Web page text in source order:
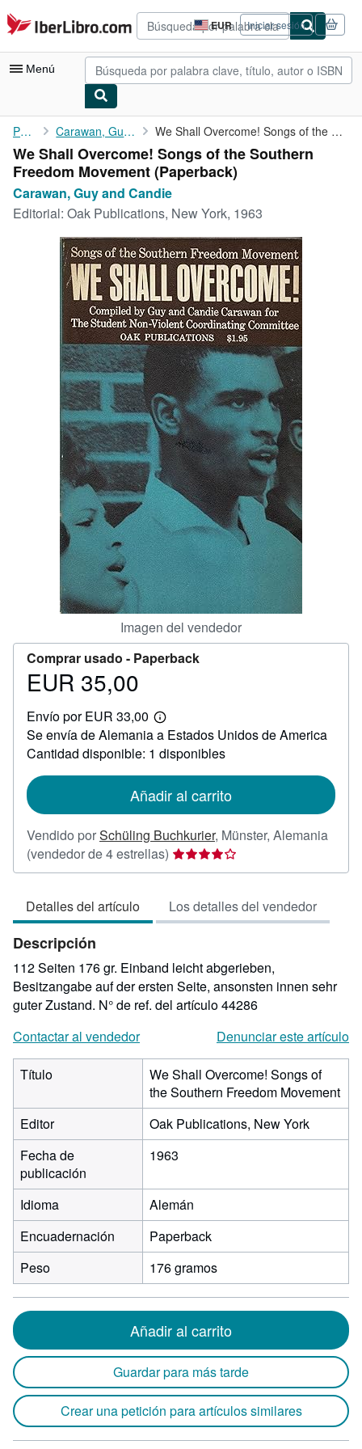
Pasar al contenido principal
IberLibro.com EUR
Preferencias
de
compra
del
Iniciar sesión
Menú
Mi cuenta
Consultar mis pedidos
Búsqueda avanzada
Colecciones
Libros antiguos
Arte y coleccionismo
Vendedores
Comenzar a vender
CERRAR
Portada Carawan, Guy and Candie We Shall Overcome! Songs of the Southern Freedom Movement
We Shall Overcome! Songs of the Southern
Freedom Movement (Paperback)
Carawan, Guy and Candie
Editorial: Oak Publications, New York, 1963
Imagen del vendedor
Comprar usado - Paperback
Precio
35,00
EUR 35,00
Envío por EUR 33,00
Más
información
sobre
las
envío
Se envía de Alemania a Estados Unidos de America
Cantidad disponible: 1 disponibles
Añadir al carrito
Vendido porSchüling Buchkurier, Münster, Alemania
(vendedor de 4 estrellas) Calificación
del
4
de
estrellas
Detalles del artículo Los detalles del vendedor
Descripción
112 Seiten 176 gr. Einband leicht abgerieben,
Besitzangabe auf der ersten Seite, ansonsten innen sehr
guter Zustand. N° de ref. del artículo 44286
Contactar al vendedor
Denunciar este artículo
Título
We Shall Overcome! Songs of
the Southern Freedom Movement
Editor
Oak Publications, New York
Fecha de
publicación
1963
Idioma
Alemán
Encuadernación
Paperback
Peso
176 gramos
Añadir al carrito
Guardar para más tarde
Crear una petición para artículos similares